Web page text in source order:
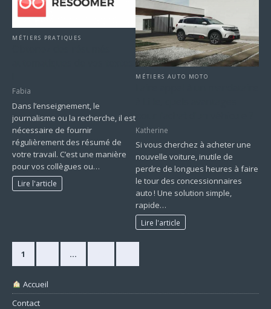
MÉTIERS PRATIQUES
Fabia
Dans l’enseignement, le
journalisme ou la recherche, il est
nécessaire de fournir
régulièrement des résumé de
votre travail. C’est une manière
pour vos collègues ou…
Lire l'article
MÉTIERS AUTO MOTO
Katherine
Si vous cherchez à acheter une
nouvelle voiture, inutile de
perdre de longues heures à faire
le tour des concessionnaires
auto ! Une solution simple,
rapide…
Lire l'article
1 …
Accueil
Contact